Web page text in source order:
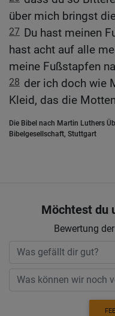
über mich bringst
27 Du hast meinen
hast acht auf alle
meine Fußstapfen
28 der ich doch wie
Kleid, das die
Die Bibel nach Martin Luthers
Bibelgesellschaft, Stuttgart
Möchtest du
Bewertung